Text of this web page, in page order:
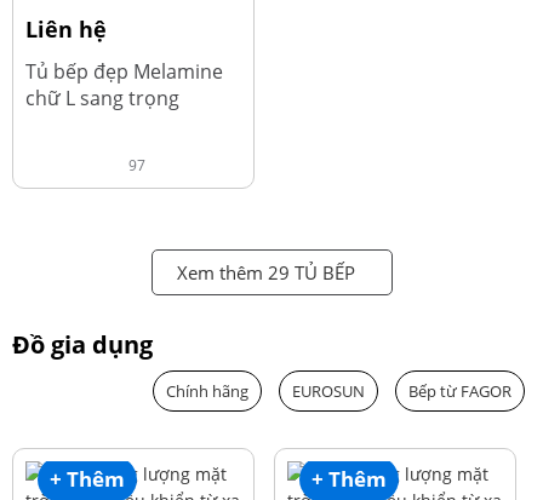
Liên hệ
Tủ bếp đẹp Melamine
chữ L sang trọng
97
Xem thêm 29 TỦ BẾP
Đồ gia dụng
Chính hãng EUROSUN Bếp từ FAGOR
+ Thêm + Thêm